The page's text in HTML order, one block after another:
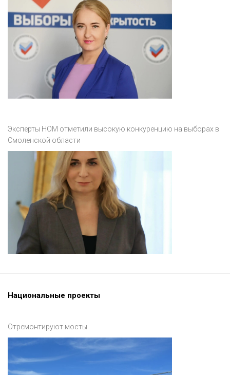
Эксперты НОМ отметили высокую конкуренцию на выборах в
Смоленской области
Национальные проекты
Отремонтируют мосты